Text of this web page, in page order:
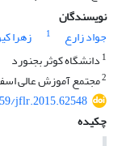
نویسندگان
جواد زارع
1 زهرا
1 دانشگاه کوثر بجنورد
2مجتمع آموزش عالی
jflr.2015.62548
چکیده